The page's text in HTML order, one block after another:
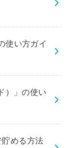
使い方ガイ
）」の使い
貯める方法